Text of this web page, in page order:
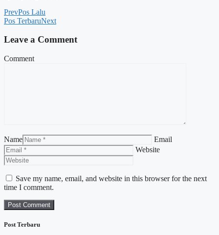
PrevPos Lalu
Pos TerbaruNext
Leave a Comment
Comment
Name
Email
Website
Save my name, email, and website in this browser for the next
time I comment.
Post Terbaru